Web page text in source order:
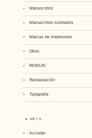
Manuscritos
Manuscritos ilustrados
Marcas de Impresores
Otros
REBIUN
Restauración
Tipografía
META
Acceder